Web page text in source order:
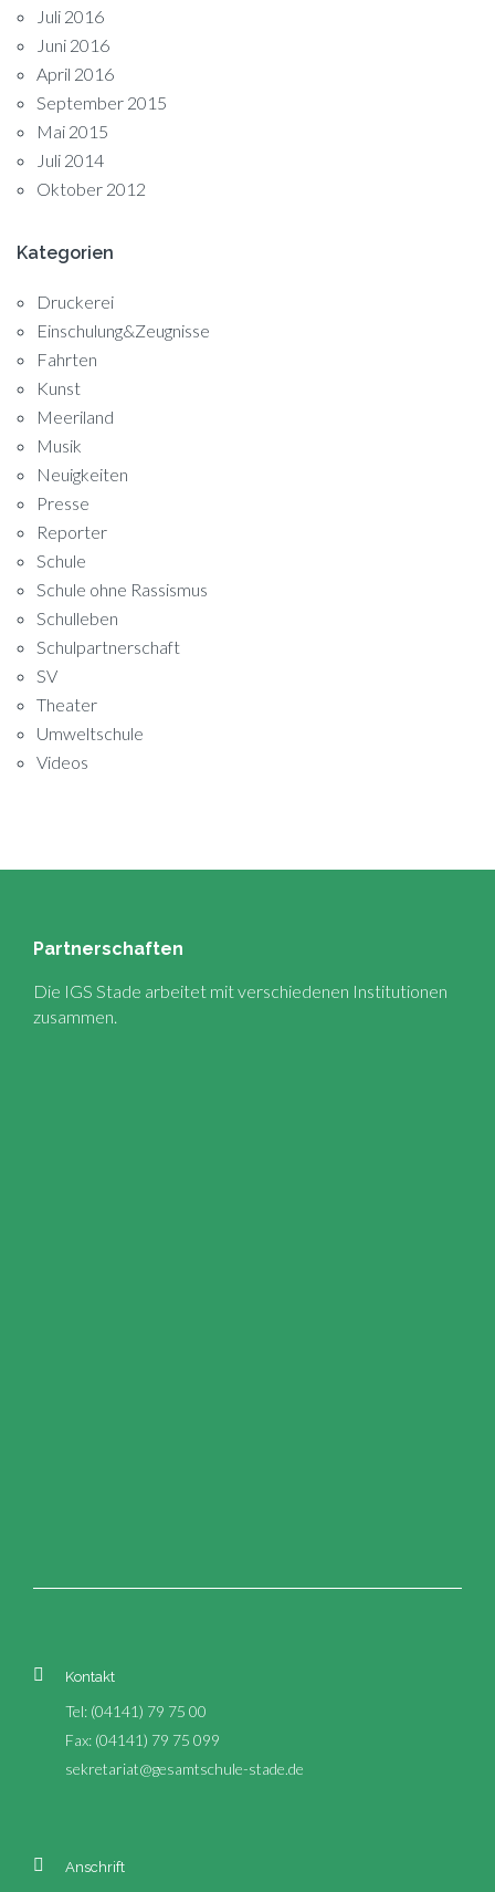
Juli 2016
Juni 2016
April 2016
September 2015
Mai 2015
Juli 2014
Oktober 2012
Kategorien
Druckerei
Einschulung&Zeugnisse
Fahrten
Kunst
Meeriland
Musik
Neuigkeiten
Presse
Reporter
Schule
Schule ohne Rassismus
Schulleben
Schulpartnerschaft
SV
Theater
Umweltschule
Videos
Partnerschaften
Die IGS Stade arbeitet mit verschiedenen Institutionen
zusammen.
Kontakt
Tel: (04141) 79 75 00
Fax: (04141) 79 75 099
sekretariat@gesamtschule-stade.de
Anschrift